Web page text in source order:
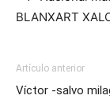
BLANXART
Artículo anterior
Víctor -salvo